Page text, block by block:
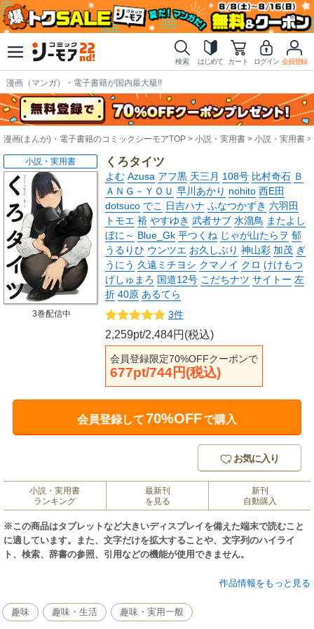
検索 はじめて カート ログイン 会員登録
漫画（マンガ）・電子書籍が国内最大級!!
漫画(まんが)・電子書籍のコミックシーモアTOP 小説・実用書 小説・実用書
くろタイツ
よむ Azusa アフ黒 天三月 108号 比村奇石 Ｂ
ＡＮＧ－ＹＯＵ 早川あかり nohito 西E田
dotsuco でこ 日吉ハナ ふなつかずき 六羽田
トモエ 裕 やすゆき 武者サブ 水溜鳥 またよし
ぼに～ Blue_Gk 平つくね じゃが山たらヲ 郁
うるりひ ウンツエ お久しぶり 神山彩 加茂 ぎ
うにう 久遠ミチヨシ クマノイ クロ けけもつ
げしゅまろ 国道12号 こだちナツ サイトー 左
折 40原 あるてら
3件
2,259pt/2,484円(税込)
会員登録限定70%OFFクーポンで
677pt/744円(税込)
小説・実用書
3巻配信中
会員登録して70%OFFで購入
お気に入り
小説・実用書
ランキング
最新刊
を見る
新刊
自動購入
※この商品はタブレットなど大きいディスプレイを備えた端末で読むこと
に適しています。また、文字だけを拡大することや、文字列のハイライ
ト、検索、辞書の参照、引用などの機能が使用できません。
GOTが贈るこだわりの画集レーベル『GRAPHICTION BOOKS』第1弾！！
タイツイラストレーターとして名を馳せる‘よむ’がすべての作品を監修し
自らもイラストを描く、夢の黒タイツオムニバス画集！！
作品情報をもっと見る
趣味 趣味・生活 趣味・実用一般